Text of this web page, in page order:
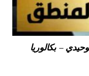
– بكالوريا